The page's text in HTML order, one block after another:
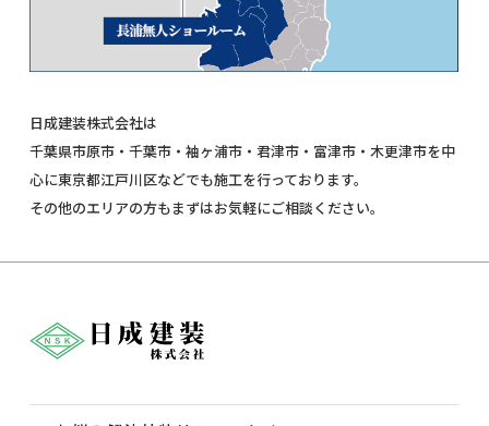
日成建装株式会社は
千葉県市原市・千葉市・袖ヶ浦市・君津市・富津市・木更津市を中
心に東京都江戸川区などでも施工を行っております。
その他のエリアの方もまずはお気軽にご相談ください。